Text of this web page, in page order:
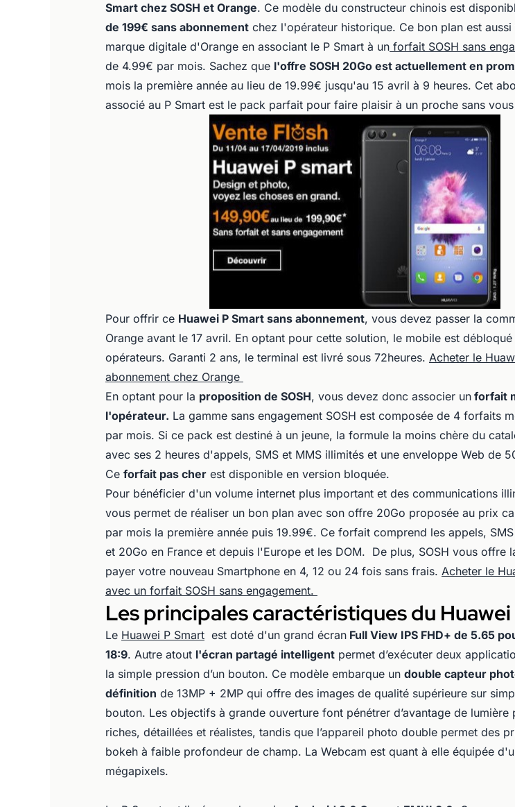
Smart chez SOSH et Orange. Ce modèle du constructeur chinois est
de 199€ sans abonnement chez l'opérateur historique. Ce bon plan est
marque digitale d'Orange en associant le P Smart à un forfait SOSH sans
de 4.99€ par mois. Sachez que l'offre SOSH 20Go est actuellement en
mois la première année au lieu de 19.99€ jusqu'au 15 avril à 9 heures. Cet
associé au P Smart est le pack parfait pour faire plaisir à un proche sans
Pour offrir ce Huawei P Smart sans abonnement, vous devez passer la
Orange avant le 17 avril. En optant pour cette solution, le mobile est
opérateurs. Garanti 2 ans, le terminal est livré sous 72heures. Acheter le
abonnement chez Orange
En optant pour la proposition de SOSH, vous devez donc associer un forfait
l'opérateur. La gamme sans engagement SOSH est composée de 4 forfaits
par mois. Si ce pack est destiné à un jeune, la formule la moins chère du
avec ses 2 heures d'appels, SMS et MMS illimités et une enveloppe Web de
Ce forfait pas cher est disponible en version bloquée.
Pour bénéficier d'un volume internet plus important et des communications
vous permet de réaliser un bon plan avec son offre 20Go proposée au prix
par mois la première année puis 19.99€. Ce forfait comprend les appels,
et 20Go en France et depuis l'Europe et les DOM. De plus, SOSH vous offre
payer votre nouveau Smartphone en 4, 12 ou 24 fois sans frais. Acheter le
avec un forfait SOSH sans engagement.
Les principales caractéristiques du
Le Huawei P Smart est doté d'un grand écran Full View IPS FHD+ de 5.65
18:9. Autre atout l'écran partagé intelligent permet d’exécuter deux
la simple pression d’un bouton. Ce modèle embarque un double capteur
définition de 13MP + 2MP qui offre des images de qualité supérieure sur
bouton. Les objectifs à grande ouverture font pénétrer d’avantage de lumière
riches, détaillées et réalistes, tandis que l’appareil photo double permet des
bokeh à faible profondeur de champ. La Webcam est quant à elle équipée
mégapixels.